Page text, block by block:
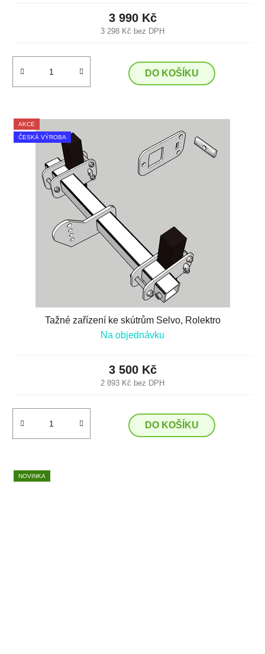
3 298 Kč bez DPH
3 990 Kč
DO KOŠÍKU
AKCE
ČESKÁ VÝROBA
Tažné zařízení ke skútrům Selvo, Rolektro
Na objednávku
2 893 Kč bez DPH
3 500 Kč
DO KOŠÍKU
NOVINKA